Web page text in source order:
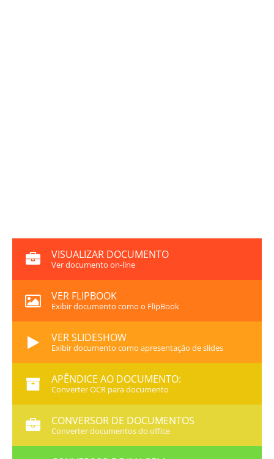
VISUALIZAR DOCUMENTO
Ver documento on-line
VER FLIPBOOK
Exibir documento como o FlipBook
VER SLIDESHOW
Exibir documento como apresentação de slides
APÊNDICE AO DOCUMENTO:
Converter OCR para documento
CONVERSOR DE DOCUMENTOS
Converter documentos do office